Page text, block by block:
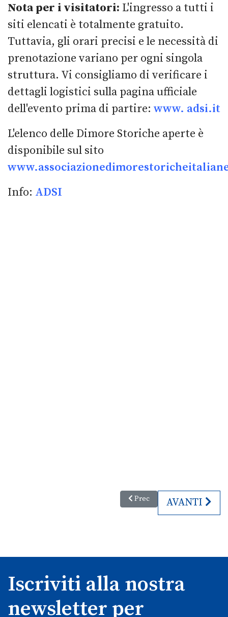
Nota per i visitatori: L'ingresso a tutti i
siti elencati è totalmente gratuito.
Tuttavia, gli orari precisi e le necessità di
prenotazione variano per ogni singola
struttura. Vi consigliamo di verificare i
dettagli logistici sulla pagina ufficiale
dell'evento prima di partire: www. adsi.it
L'elenco delle Dimore Storiche aperte è
disponibile sul sito
Info: ADSI
Articolo precedente: La Notte
Prec ARTICOLO
AVANTI
Iscriviti alla nostra
newsletter per